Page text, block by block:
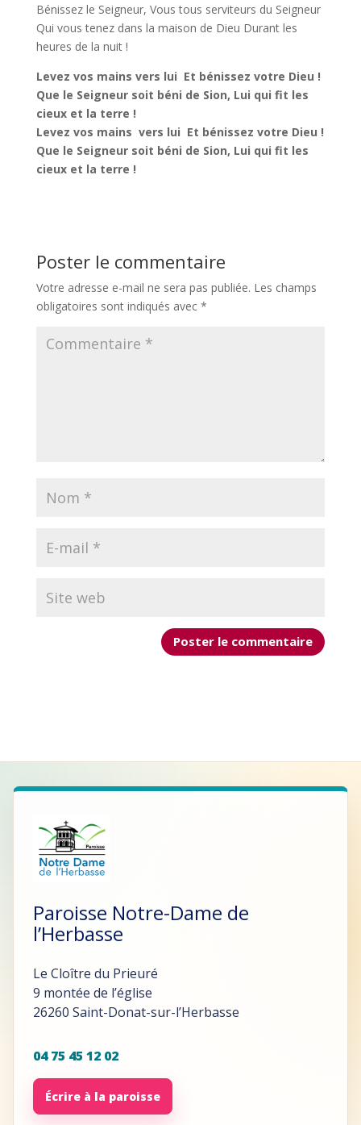
Bénissez le Seigneur, Vous tous serviteurs du Seigneur
Qui vous tenez dans la maison de Dieu Durant les
heures de la nuit !
Levez vos mains vers lui Et bénissez votre Dieu !
Que le Seigneur soit béni de Sion, Lui qui fit les
cieux et la terre !
Levez vos mains vers lui Et bénissez votre Dieu !
Que le Seigneur soit béni de Sion, Lui qui fit les
cieux et la terre !
Poster le commentaire
Votre adresse e-mail ne sera pas publiée. Les champs
obligatoires sont indiqués avec *
Paroisse Notre-Dame de
l’Herbasse
Le Cloître du Prieuré
9 montée de l’église
26260 Saint-Donat-sur-l’Herbasse
04 75 45 12 02
Écrire à la paroisse